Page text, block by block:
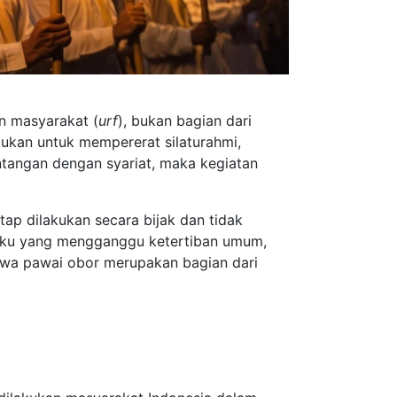
masyarakat (urf), bukan bagian dari
untuk mempererat silaturahmi,
dengan syariat, maka kegiatan
dilakukan secara bijak dan tidak
yang mengganggu ketertiban umum,
pawai obor merupakan bagian dari